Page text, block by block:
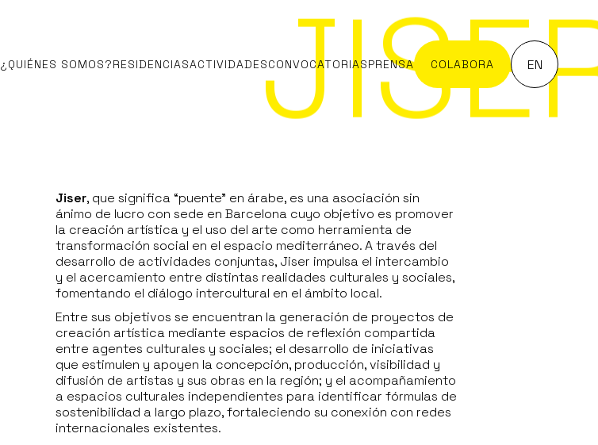
¿QUIÉNES SOMOS?RESIDENCIASACTIVIDADESCONVOCATORIASPRENSA COLABORA EN
Jiser, que significa “puente” en árabe, es una asociación sin
ánimo de lucro con sede en Barcelona cuyo objetivo es promover
la creación artística y el uso del arte como herramienta de
transformación social en el espacio mediterráneo. A través del
desarrollo de actividades conjuntas, Jiser impulsa el intercambio
y el acercamiento entre distintas realidades culturales y sociales,
fomentando el diálogo intercultural en el ámbito local.
Entre sus objetivos se encuentran la generación de proyectos de
creación artística mediante espacios de reflexión compartida
entre agentes culturales y sociales; el desarrollo de iniciativas
que estimulen y apoyen la concepción, producción, visibilidad y
difusión de artistas y sus obras en la región; y el acompañamiento
a espacios culturales independientes para identificar fórmulas de
sostenibilidad a largo plazo, fortaleciendo su conexión con redes
internacionales existentes.